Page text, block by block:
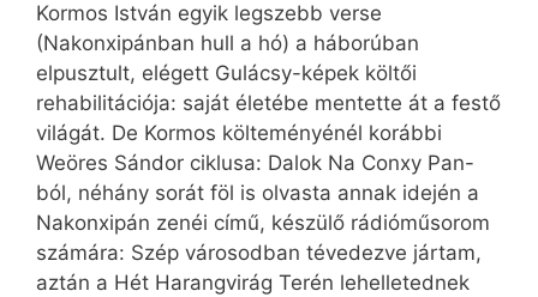
Kormos István egyik legszebb verse
(Nakonxipánban hull a hó) a háborúban
elpusztult, elégett Gulácsy-képek költői
rehabilitációja: saját életébe mentette át a festő
világát. De Kormos költeményénél korábbi
Weöres Sándor ciklusa: Dalok Na Conxy Pan-
ból, néhány sorát föl is olvasta annak idején a
Nakonxipán zenéi című, készülő rádióműsorom
számára: Szép városodban tévedezve jártam,
aztán a Hét Harangvirág Terén lehelletednek